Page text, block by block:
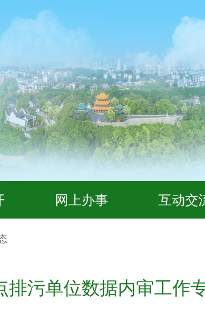
网上办事 互动交
排污单位数据内审工作